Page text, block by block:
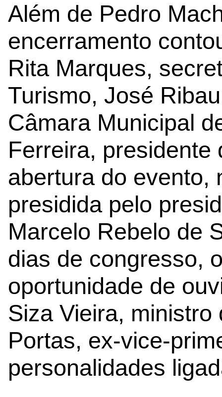
Além de Pedro
encerramento
Rita Marques,
Turismo, José
Câmara Municipal
Ferreira, presidente
abertura do evento,
presidida pelo
Marcelo Rebelo de
dias de congresso,
oportunidade de
Siza Vieira,
Portas, ex-vice-
personalidades